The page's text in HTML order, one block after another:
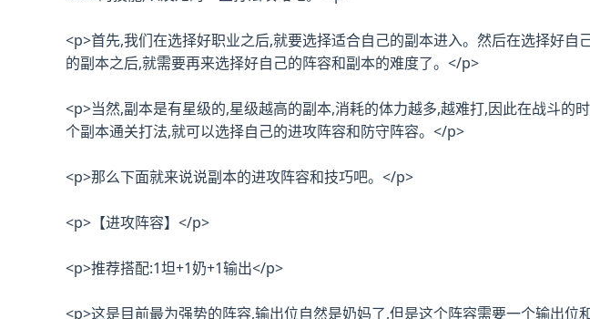
<p>首先,我们在选择好职业之后,就要选择适合自己的副本进入。然后在选择好
的副本之后,就需要再来选择好自己的阵容和副本的难度了。</p>
<p>当然,副本是有星级的,星级越高的副本,消耗的体力越多,越难打,因此在战斗
个副本通关打法,就可以选择自己的进攻阵容和防守阵容。</p>
<p>那么下面就来说说副本的进攻阵容和技巧吧。</p>
<p>【进攻阵容】</p>
<p>推荐搭配:1坦+1奶+1输出</p>
<p>这是目前最为强势的阵容,输出位自然是奶妈了,但是这个阵容需要一个输出位